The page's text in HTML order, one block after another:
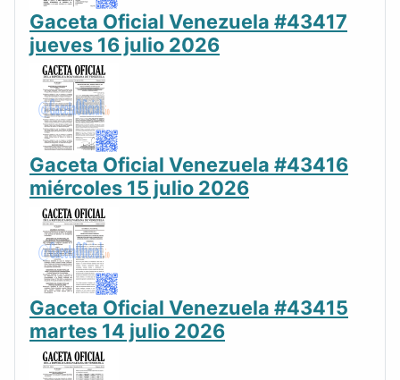
Gaceta Oficial Venezuela #43417
jueves 16 julio 2026
Gaceta Oficial Venezuela #43416
miércoles 15 julio 2026
Gaceta Oficial Venezuela #43415
martes 14 julio 2026